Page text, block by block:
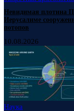
Невидимая плотина
Иерусалиме
потопов
10.08.2026
Наука